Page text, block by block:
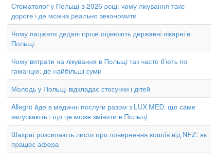
Стоматолог у Польщі в 2026 році: чому лікування таке
дороге і де можна реально зекономити
Чому пацієнти дедалі гірше оцінюють державні лікарні в
Польщі
Чому витрати на лікування в Польщі так часто б’ють по
гаманцю: де найбільші суми
Молодь у Польщі відкладає стосунки і дітей
Allegro йде в медичні послуги разом з LUX MED: що саме
запускають і що це може змінити в Польщі
Шахраї розсилають листи про повернення коштів від NFZ: як
працює афера